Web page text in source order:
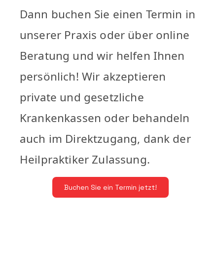
Dann buchen Sie einen Termin in
unserer Praxis oder über online
Beratung und wir helfen Ihnen
persönlich! Wir akzeptieren
private und gesetzliche
Krankenkassen oder behandeln
auch im Direktzugang, dank der
Heilpraktiker Zulassung.
Buchen Sie ein Termin jetzt!